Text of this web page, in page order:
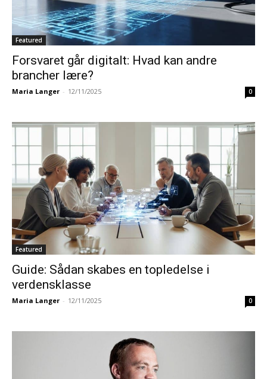
Featured
Forsvaret går digitalt: Hvad kan andre
brancher lære?
Maria Langer - 12/11/2025 0
Featured
Guide: Sådan skabes en topledelse i
verdensklasse
Maria Langer - 12/11/2025 0